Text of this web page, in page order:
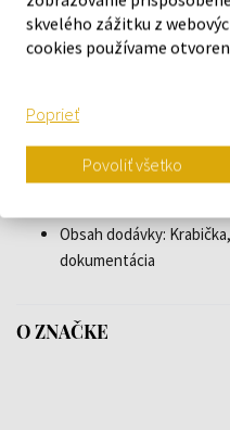
Osvetlenie: Iluminované
Štýl: Športový
Farba pásku: Sivá
Šírka remienka: 20
Spona: Tŕňová spona
Maximálny obvod
Obsah dodávky:
dokumentácia
O ZNAČKE
skvelého zážitku z
cookies používame
Poprieť
Povoliť všetko